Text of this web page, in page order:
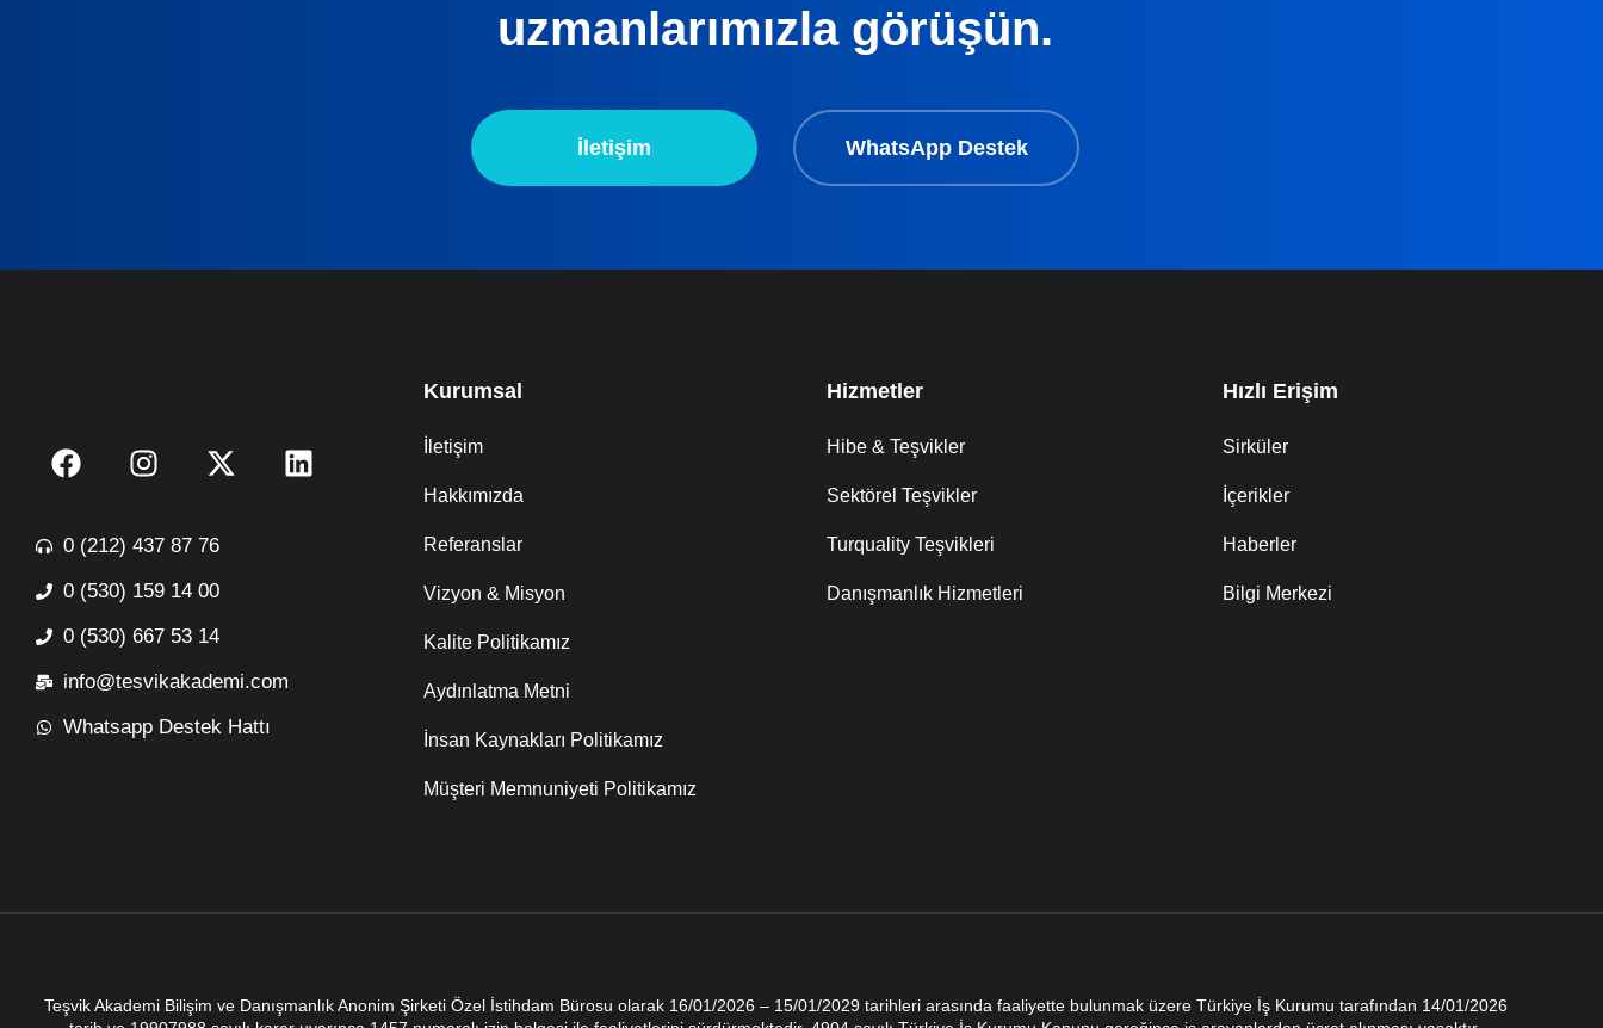
uzmanlarımızla görüşün.
İletişim WhatsApp Destek
0 (212) 437 87 76
0 (530) 159 14 00
0 (530) 667 53 14
info@tesvikakademi.com
Whatsapp Destek Hattı
Kurumsal
İletişim
Hakkımızda
Referanslar
Vizyon & Misyon
Kalite Politikamız
Aydınlatma Metni
İnsan Kaynakları Politikamız
Müşteri Memnuniyeti Politikamız
Hizmetler
Hibe & Teşvikler
Sektörel Teşvikler
Turquality Teşvikleri
Danışmanlık Hizmetleri
Hızlı Erişim
Sirküler
İçerikler
Haberler
Bilgi Merkezi
Teşvik Akademi Bilişim ve Danışmanlık Anonim Şirketi Özel İstihdam Bürosu olarak 16/01/2026 – 15/01/2029 tarihleri arasında faaliyette bulunmak üzere Türkiye İş Kurumu tarafından 14/01/2026